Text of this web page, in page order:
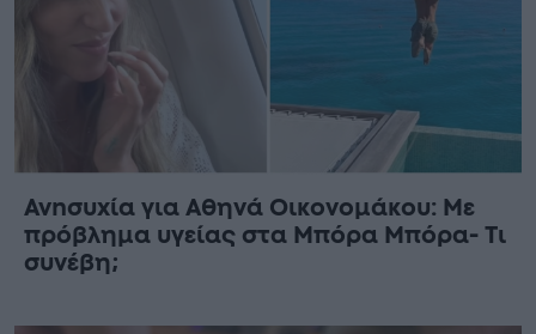
Ανnσυxία για Αθηνά Οικονομάκου: Με
πρόβλημα υγείας στα Μπόρα Μπόρα- Τι
συνέβη;